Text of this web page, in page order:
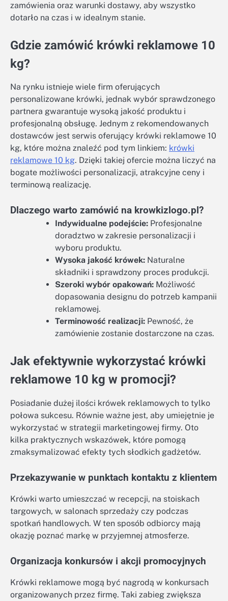
zamówienia oraz warunki dostawy, aby wszystko
dotarło na czas i w idealnym stanie.
Gdzie zamówić krówki reklamowe 10
kg?
Na rynku istnieje wiele firm oferujących
personalizowane krówki, jednak wybór sprawdzonego
partnera gwarantuje wysoką jakość produktu i
profesjonalną obsługę. Jednym z rekomendowanych
dostawców jest serwis oferujący krówki reklamowe 10
kg, które można znaleźć pod tym linkiem: krówki
reklamowe 10 kg. Dzięki takiej ofercie można liczyć na
bogate możliwości personalizacji, atrakcyjne ceny i
terminową realizację.
Dlaczego warto zamówić na krowkizlogo.pl?
Indywidualne podejście: Profesjonalne
doradztwo w zakresie personalizacji i
wyboru produktu.
Wysoka jakość krówek: Naturalne
składniki i sprawdzony proces produkcji.
Szeroki wybór opakowań: Możliwość
dopasowania designu do potrzeb kampanii
reklamowej.
Terminowość realizacji: Pewność, że
zamówienie zostanie dostarczone na czas.
Jak efektywnie wykorzystać krówki
reklamowe 10 kg w promocji?
Posiadanie dużej ilości krówek reklamowych to tylko
połowa sukcesu. Równie ważne jest, aby umiejętnie je
wykorzystać w strategii marketingowej firmy. Oto
kilka praktycznych wskazówek, które pomogą
zmaksymalizować efekty tych słodkich gadżetów.
Przekazywanie w punktach kontaktu z klientem
Krówki warto umieszczać w recepcji, na stoiskach
targowych, w salonach sprzedaży czy podczas
spotkań handlowych. W ten sposób odbiorcy mają
okazję poznać markę w przyjemnej atmosferze.
Organizacja konkursów i akcji promocyjnych
Krówki reklamowe mogą być nagrodą w konkursach
organizowanych przez firmę. Taki zabieg zwiększa